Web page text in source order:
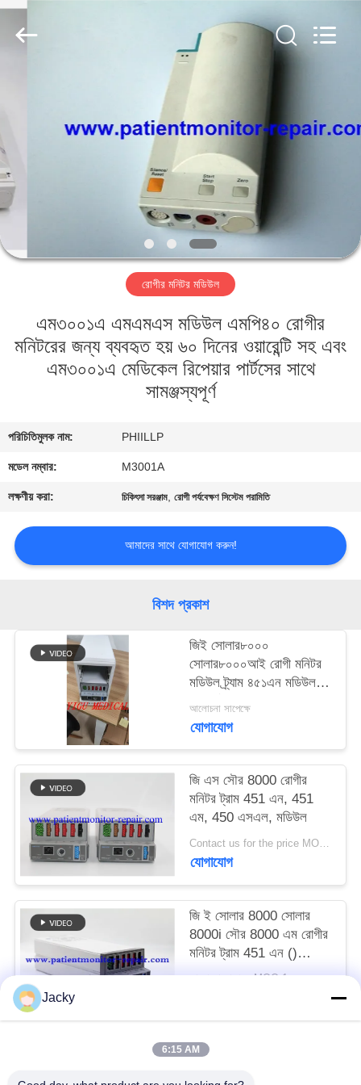
ভিডিও
আমাদের
সম্বন্ধে
কারখানা
পরিদর্শন
নিয়ন্ত্রণ
আমাদের
সাথে
যোগাযোগ
অনুরোধ
করুন
NEWS
SITEMAP
PRIVACY
POLICY
YIGU
Equipment
Service
রোগীর মনিটর মডিউল
এম৩০০১এ এমএমএস মডিউল এমপি৪০ রোগীর
মনিটরের জন্য ব্যবহৃত হয় ৬০ দিনের ওয়ারেন্টি সহ এবং
এম৩০০১এ মেডিকেল রিপেয়ার পার্টসের সাথে
সামঞ্জস্যপূর্ণ
পরিচিতিমুলক নাম: PHIILLP
মডেল নম্বার: M3001A
লক্ষণীয় করা: চিকিৎসা সরঞ্জাম,রোগী পর্যবেক্ষণ সিস্টেম পরামিতি
আমাদের সাথে যোগাযোগ করুন!
বিশদ প্রকাশ
জিই সোলার৮০০০
সোলার৮০০০আই রোগী মনিটর
মডিউল ট্র্যাম ৪৫১এন মডিউল
অক্সি স্মার্ট সহ
আলোচনা সাপেক্ষে
যোগাযোগ
জি এস সৌর 8000 রোগীর
মনিটর ট্রাম 451 এন, 451
এম, 450 এসএল, মডিউল
Contact us for the price MOQ:1
যোগাযোগ
জি ই সোলার 8000 সোলার
8000i সৌর 8000 এম রোগীর
মনিটর ট্রাম 451 এন ()
পরামিতি মডিউল
আলোচনা সাপেক্ষে MOQ:1pc
Jacky
6:15 AM